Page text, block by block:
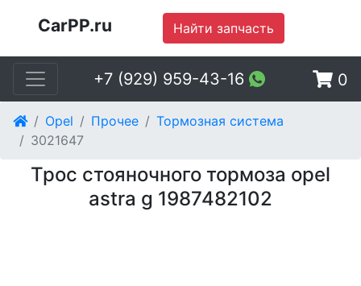
CarPP.ru Найти запчасть
+7 (929) 959-43-16 0
Opel Прочее
Тормозная система
3021647
Трос стояночного тормоза opel
astra g 1987482102